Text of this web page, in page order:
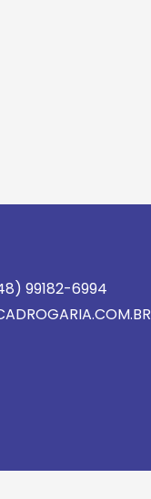
99182-6994